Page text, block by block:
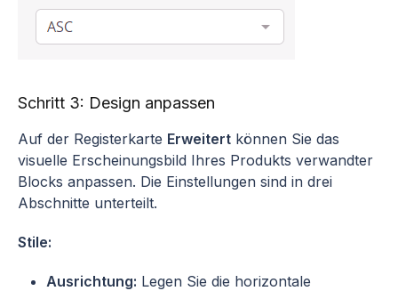
Schritt 3: Design anpassen
Auf der Registerkarte Erweitert können Sie das
visuelle Erscheinungsbild Ihres Produkts verwandter
Blocks anpassen. Die Einstellungen sind in drei
Abschnitte unterteilt.
Stile:
Ausrichtung: Legen Sie die horizontale